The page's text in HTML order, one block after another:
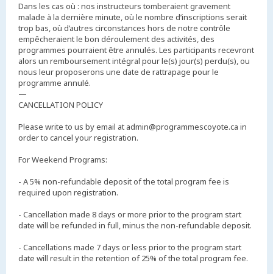
Dans les cas où : nos instructeurs tomberaient gravement
malade à la dernière minute, où le nombre d’inscriptions serait
trop bas, où d’autres circonstances hors de notre contrôle
empêcheraient le bon déroulement des activités, des
programmes pourraient être annulés. Les participants recevront
alors un remboursement intégral pour le(s) jour(s) perdu(s), ou
nous leur proposerons une date de rattrapage pour le
programme annulé.
—
CANCELLATION POLICY
Please write to us by email at admin@programmescoyote.ca in
order to cancel your registration.
For Weekend Programs:
- A 5% non-refundable deposit of the total program fee is
required upon registration.
- Cancellation made 8 days or more prior to the program start
date will be refunded in full, minus the non-refundable deposit.
- Cancellations made 7 days or less prior to the program start
date will result in the retention of 25% of the total program fee.